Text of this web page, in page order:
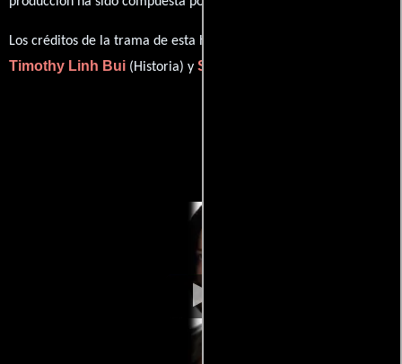
Los créditos de la trama de esta historia están divididos entre
Timothy Linh Bui (Historia) y Stephane Gauger